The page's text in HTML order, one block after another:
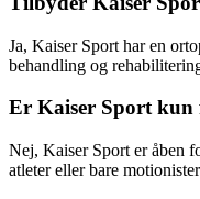
Ja, Kaiser Sport har en
behandling og
Er Kaiser Sport kun
Nej, Kaiser Sport er åben
atleter eller bare